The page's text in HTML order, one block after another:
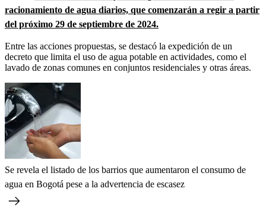
racionamiento de agua diarios, que comenzarán a regir a partir
del próximo 29 de septiembre de 2024.
Entre las acciones propuestas, se destacó la expedición de un
decreto que limita el uso de agua potable en actividades, como el
lavado de zonas comunes en conjuntos residenciales y otras áreas.
Se revela el listado de los barrios que aumentaron el consumo de
agua en Bogotá pese a la advertencia de escasez